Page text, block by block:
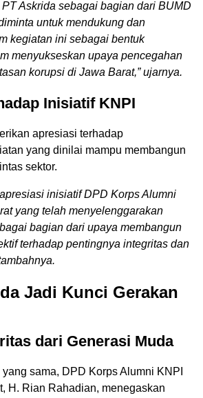
PT Askrida sebagai bagian dari BUMD
untuk mendukung dan
kegiatan ini sebagai bentuk
menyukseskan upaya pencegahan
korupsi di Jawa Barat,” ujarnya.
Inisiatif KNPI
apresiasi terhadap
yang dinilai mampu membangun
sektor.
inisiatif DPD Korps Alumni
yang telah menyelenggarakan
bagian dari upaya membangun
terhadap pentingnya integritas dan
Jadi Kunci Gerakan
dari Generasi Muda
sama, DPD Korps Alumni KNPI
H. Rian Rahadian, menegaskan